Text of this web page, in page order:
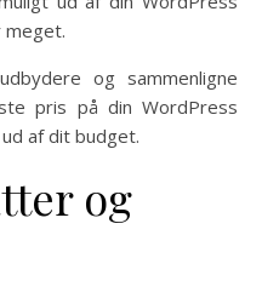
meget.
og sammenligne
pris på din WordPress
af dit budget.
og